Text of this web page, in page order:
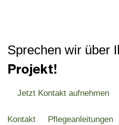
Sprechen wir über
Projekt!
Jetzt Kontakt aufnehmen
Kontakt
Pflegeanleitungen